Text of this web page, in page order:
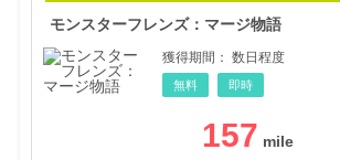
モンスターフレンズ：マージ物語
獲得期間： 数日程度
無料 即時
157